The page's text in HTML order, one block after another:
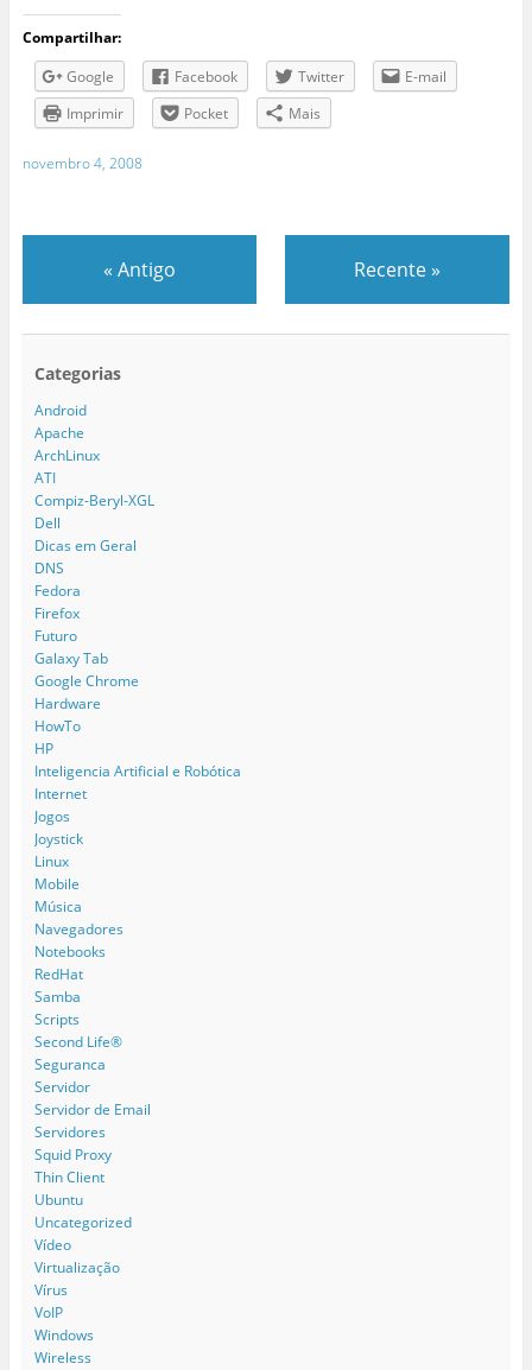
Compartilhar:
Google
Facebook Twitter
E-mail
Imprimir
Pocket Mais
novembro 4, 2008
« Antigo Recente»
Categorias
Android
Apache
ArchLinux
ATI
Compiz-Beryl-XGL
Dell
Dicas em Geral
DNS
Fedora
Firefox
Futuro
Galaxy Tab
Google Chrome
Hardware
HowTo
HP
Inteligencia Artificial e Robótica
Internet
Jogos
Joystick
Linux
Mobile
Música
Navegadores
Notebooks
RedHat
Samba
Scripts
Second Life®
Seguranca
Servidor
Servidor de Email
Servidores
Squid Proxy
Thin Client
Ubuntu
Uncategorized
Vídeo
Virtualização
Vírus
VoIP
Windows
Wireless